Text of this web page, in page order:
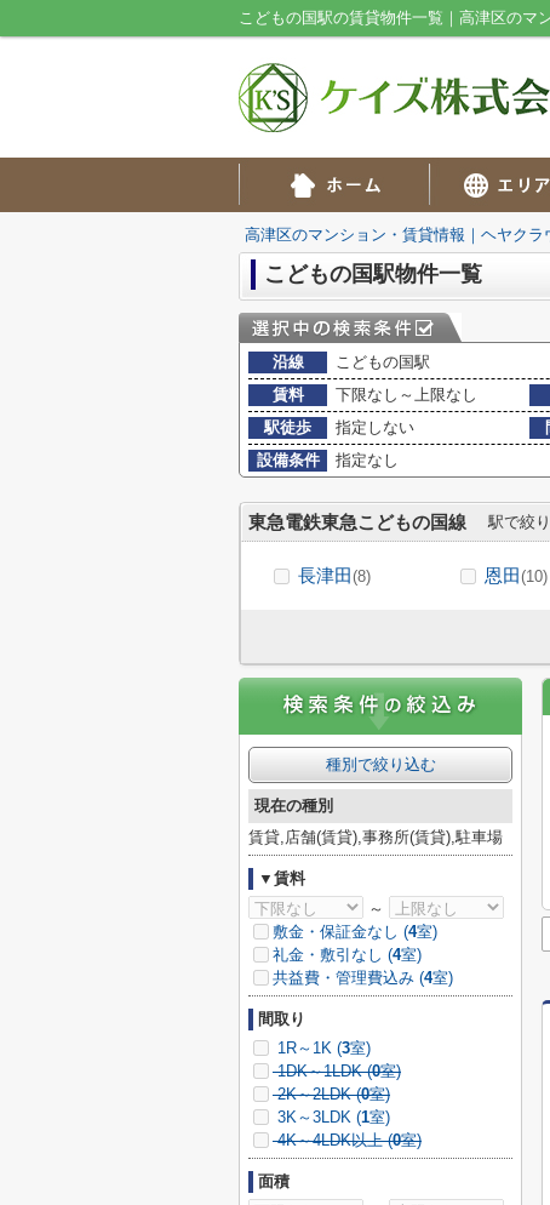
こどもの国駅の賃貸物件一覧｜高津区のマ
高津区のマンション・賃貸情報｜ヘヤクラ
こどもの国駅物件一覧
沿線
こどもの国駅
賃料
下限なし～上限なし
駅徒歩
指定しない
設備条件
指定なし
東急電鉄東急こどもの国線 駅で絞
長津田(8) 恩田(10)
種別で絞り込む
現在の種別
賃貸,店舗(賃貸),事務所(賃貸),駐車場
▼賃料
～
敷金・保証金なし (4室)
礼金・敷引なし (4室)
共益費・管理費込み (4室)
間取り
1R～1K (3室)
1DK～1LDK (0室)
2K～2LDK (0室)
3K～3LDK (1室)
4K～4LDK以上 (0室)
面積